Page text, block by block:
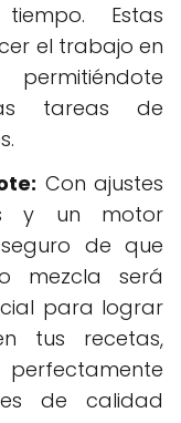
Estas
el trabajo en
tareas de
Con ajustes
y un motor
de que
mezcla será
para lograr
tus recetas,
de calidad